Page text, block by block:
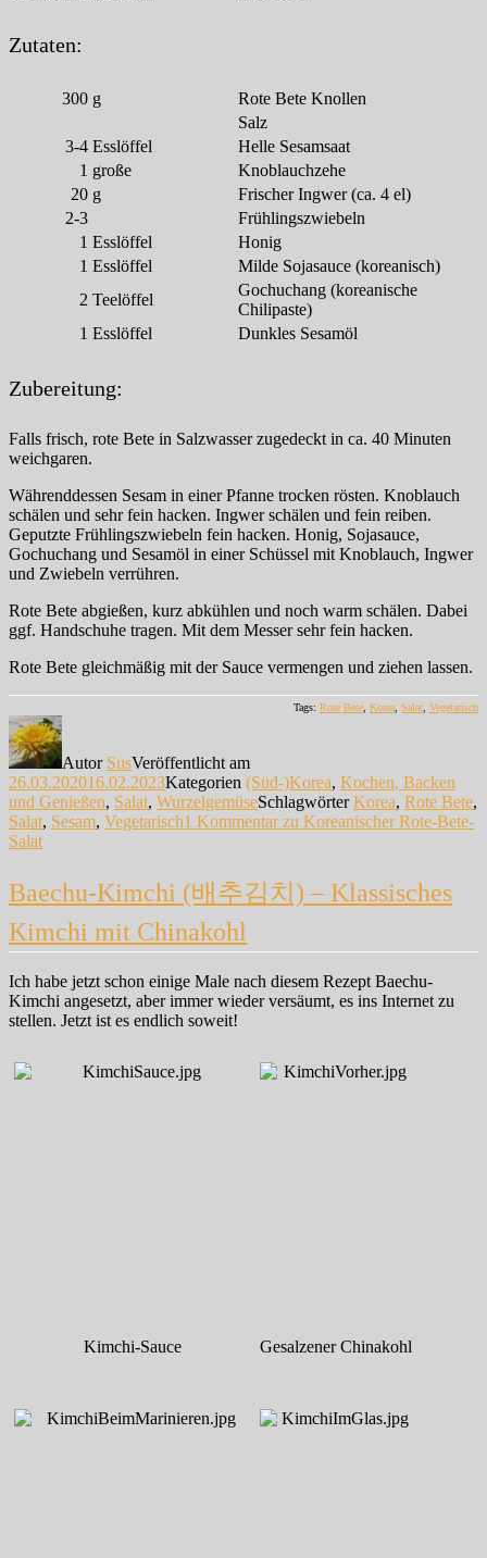
Zutaten:
300 g
Rote Bete Knollen
Salz
3-4 Esslöffel
Helle Sesamsaat
1 große
Knoblauchzehe
20 g
Frischer Ingwer (ca. 4 el)
2-3
Frühlingszwiebeln
1 Esslöffel
Honig
1 Esslöffel
Milde Sojasauce (koreanisch)
2 Teelöffel
Gochuchang (koreanische
Chilipaste)
1 Esslöffel Dunkles Sesamöl
Zubereitung:
Falls frisch, rote Bete in Salzwasser zugedeckt in ca. 40 Minuten
weichgaren.
Währenddessen Sesam in einer Pfanne trocken rösten. Knoblauch
schälen und sehr fein hacken. Ingwer schälen und fein reiben.
Geputzte Frühlingszwiebeln fein hacken. Honig, Sojasauce,
Gochuchang und Sesamöl in einer Schüssel mit Knoblauch, Ingwer
und Zwiebeln verrühren.
Rote Bete abgießen, kurz abkühlen und noch warm schälen. Dabei
ggf. Handschuhe tragen. Mit dem Messer sehr fein hacken.
Rote Bete gleichmäßig mit der Sauce vermengen und ziehen lassen.
Tags: Rote Bete, Korea, Salat, Vegetarisch
Autor SusVeröffentlicht am
26.03.202016.02.2023Kategorien (Süd-)Korea, Kochen, Backen
und Genießen, Salat, WurzelgemüseSchlagwörterKorea, Rote Bete,
Salat, Sesam, Vegetarisch1 Kommentarzu Koreanischer Rote-Bete-
Salat
Baechu-Kimchi (배추김치) – Klassisches
Kimchi mit Chinakohl
Ich habe jetzt schon einige Male nach diesem Rezept Baechu-
Kimchi angesetzt, aber immer wieder versäumt, es ins Internet zu
stellen. Jetzt ist es endlich soweit!
Kimchi-Sauce Gesalzener Chinakohl